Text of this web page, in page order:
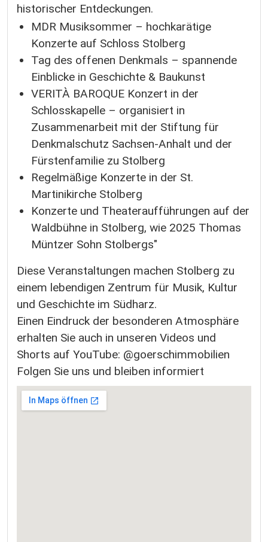
historischer Entdeckungen.
MDR Musiksommer – hochkarätige
Konzerte auf Schloss Stolberg
Tag des offenen Denkmals – spannende
Einblicke in Geschichte & Baukunst
VERITÀ BAROQUE Konzert in der
Schlosskapelle – organisiert in
Zusammenarbeit mit der Stiftung für
Denkmalschutz Sachsen-Anhalt und der
Fürstenfamilie zu Stolberg
Regelmäßige Konzerte in der St.
Martinikirche Stolberg
Konzerte und Theateraufführungen auf der
Waldbühne in Stolberg, wie 2025 Thomas
Müntzer Sohn Stolbergs"
Diese Veranstaltungen machen Stolberg zu
einem lebendigen Zentrum für Musik, Kultur
und Geschichte im Südharz.
Einen Eindruck der besonderen Atmosphäre
erhalten Sie auch in unseren Videos und
Shorts auf YouTube: @goerschimmobilien
Folgen Sie uns und bleiben informiert